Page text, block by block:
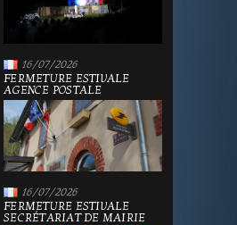
16/07/2026
FERMETURE ESTIVALE
AGENCE POSTALE
16/07/2026
FERMETURE ESTIVALE
SECRÉTARIAT DE MAIRIE